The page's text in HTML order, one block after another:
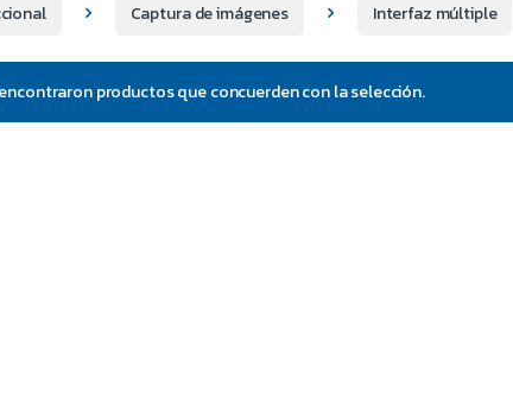
Captura de imágenes Interfaz múltiple
productos que concuerden con la selección.